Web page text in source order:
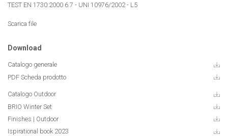
TEST EN 1730:2000 6.7 - UNI 10976/2002 - L5
Scarica file
Download
Catalogo generale
PDF Scheda prodotto
Catalogo Outdoor
BRIO Winter Set
Finishes | Outdoor
Ispirational book 2023